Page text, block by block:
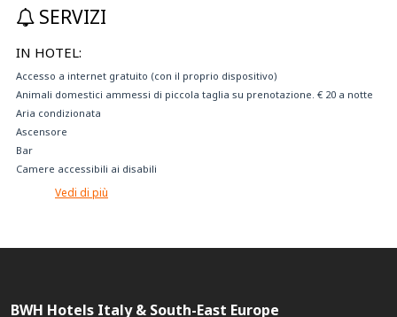
SERVIZI
IN HOTEL:
Accesso a internet gratuito (con il proprio dispositivo)
Animali domestici ammessi di piccola taglia su prenotazione. € 20 a notte
Aria condizionata
Ascensore
Bar
Camere accessibili ai disabili
Camere con balcone
Vedi di più
BWH Hotels Italy & South-East Europe